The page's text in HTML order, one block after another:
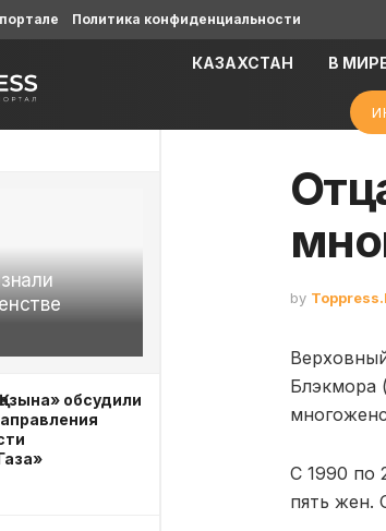
обсудили
Политика конфиденциальности
КАЗАХСТАН В
by
Блэкмора
С 1990 по
пять жен.